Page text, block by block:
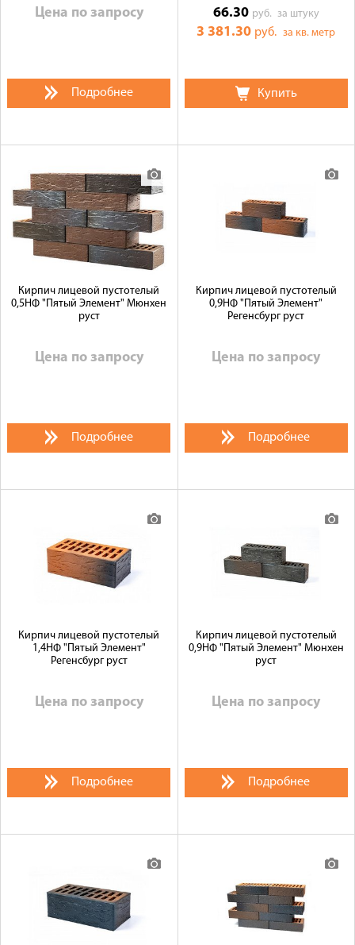
Цена по запросу
Подробнее
66.30 руб. за штуку
3 381.30 руб.за кв. метр
Купить
Кирпич лицевой пустотелый
0,5НФ "Пятый Элемент" Мюнхен
руст
Цена по запросу
Подробнее
Кирпич лицевой пустотелый
0,9НФ "Пятый Элемент"
Регенсбург руст
Цена по запросу
Подробнее
Кирпич лицевой пустотелый
1,4НФ "Пятый Элемент"
Регенсбург руст
Цена по запросу
Подробнее
Кирпич лицевой пустотелый
0,9НФ "Пятый Элемент" Мюнхен
руст
Цена по запросу
Подробнее